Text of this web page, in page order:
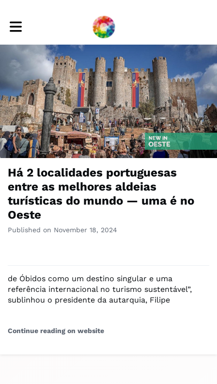
Toggle main navigation
Há 2 localidades portuguesas
entre as melhores aldeias
turísticas do mundo — uma é no
Oeste
Published on November 18, 2024
de Óbidos como um destino singular e uma
referência internacional no turismo sustentável”,
sublinhou o presidente da autarquia, Filipe
Continue reading on website